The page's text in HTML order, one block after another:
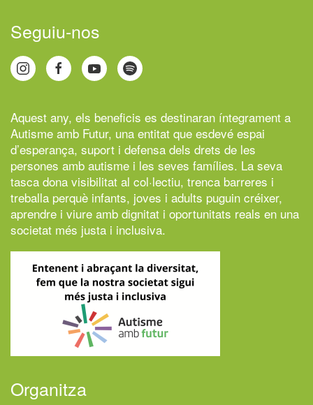
Seguiu-nos
Aquest any, els beneficis es destinaran íntegrament a
Autisme amb Futur, una entitat que esdevé espai
d’esperança, suport i defensa dels drets de les
persones amb autisme i les seves famílies. La seva
tasca dona visibilitat al col·lectiu, trenca barreres i
treballa perquè infants, joves i adults puguin créixer,
aprendre i viure amb dignitat i oportunitats reals en una
societat més justa i inclusiva.
Organitza